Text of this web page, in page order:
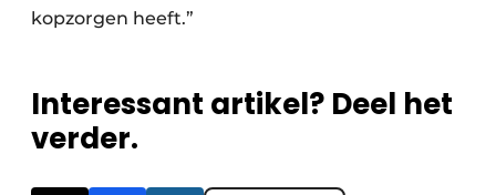
kopzorgen heeft.”
Interessant artikel? Deel het
verder.